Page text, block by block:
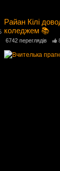
Райан Кілі
коледжем 📚
6742 переглядів